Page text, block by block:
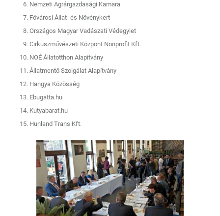
Nemzeti Agrárgazdasági Kamara
Fővárosi Állat- és Növénykert
Országos Magyar Vadászati Védegylet
Cirkuszművészeti Központ Nonprofit Kft.
NOÉ Állatotthon Alapítvány
Állatmentő Szolgálat Alapítvány
Hangya Közösség
Ebugatta.hu
Kutyabarat.hu
Hunland Trans Kft.